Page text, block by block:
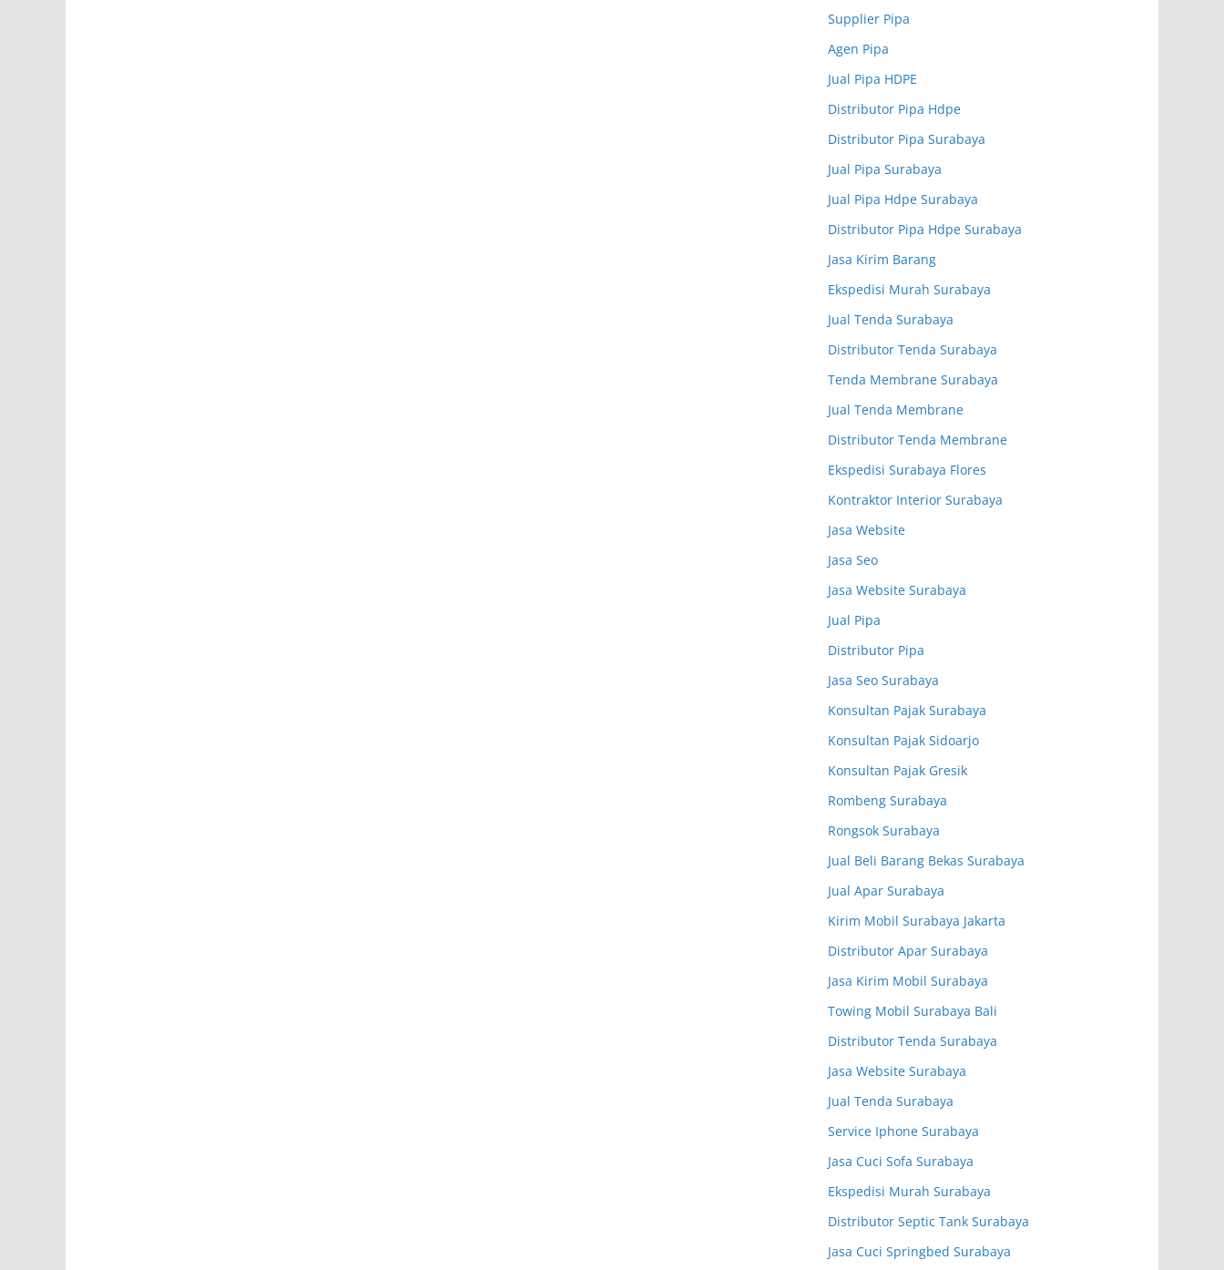
Supplier Pipa
Agen Pipa
Jual Pipa HDPE
Distributor Pipa Hdpe
Distributor Pipa Surabaya
Jual Pipa Surabaya
Jual Pipa Hdpe Surabaya
Distributor Pipa Hdpe Surabaya
Jasa Kirim Barang
Ekspedisi Murah Surabaya
Jual Tenda Surabaya
Distributor Tenda Surabaya
Tenda Membrane Surabaya
Jual Tenda Membrane
Distributor Tenda Membrane
Ekspedisi Surabaya Flores
Kontraktor Interior Surabaya
Jasa Website
Jasa Seo
Jasa Website Surabaya
Jual Pipa
Distributor Pipa
Jasa Seo Surabaya
Konsultan Pajak Surabaya
Konsultan Pajak Sidoarjo
Konsultan Pajak Gresik
Rombeng Surabaya
Rongsok Surabaya
Jual Beli Barang Bekas Surabaya
Jual Apar Surabaya
Kirim Mobil Surabaya Jakarta
Distributor Apar Surabaya
Jasa Kirim Mobil Surabaya
Towing Mobil Surabaya Bali
Distributor Tenda Surabaya
Jasa Website Surabaya
Jual Tenda Surabaya
Service Iphone Surabaya
Jasa Cuci Sofa Surabaya
Ekspedisi Murah Surabaya
Distributor Septic Tank Surabaya
Jasa Cuci Springbed Surabaya